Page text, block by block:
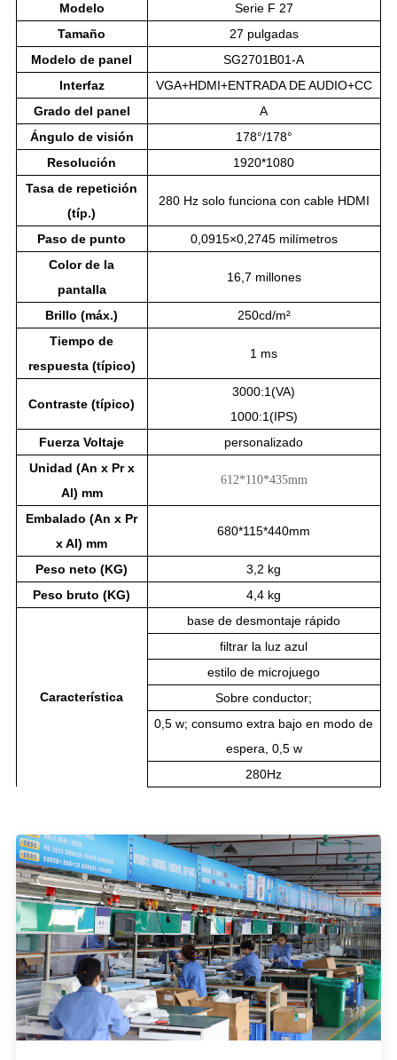
Modelo
Serie F 27
Tamaño
27 pulgadas
Modelo de panel
SG2701B01-A
Interfaz
VGA+HDMI+ENTRADA DE AUDIO+CC
Grado del panel
A
Ángulo de visión
178°/178°
Resolución
1920*1080
Tasa de repetición
(típ.)
280 Hz solo funciona con cable HDMI
Paso de punto
0,0915×0,2745 milímetros
Color de la
pantalla
16,7 millones
Brillo (máx.)
250cd/m²
Tiempo de
respuesta (típico)
1 ms
Contraste (típico)
3000:1(VA)
1000:1(IPS)
Fuerza Voltaje
personalizado
Unidad (An x Pr x
Al) mm
612*110*435mm
Embalado (An x Pr
x Al) mm
680*115*440mm
Peso neto (KG)
3,2 kg
Peso bruto (KG)
4,4 kg
Característica
base de desmontaje rápido
filtrar la luz azul
estilo de microjuego
Sobre conductor;
0,5 w; consumo extra bajo en modo de
espera, 0,5 w
280Hz